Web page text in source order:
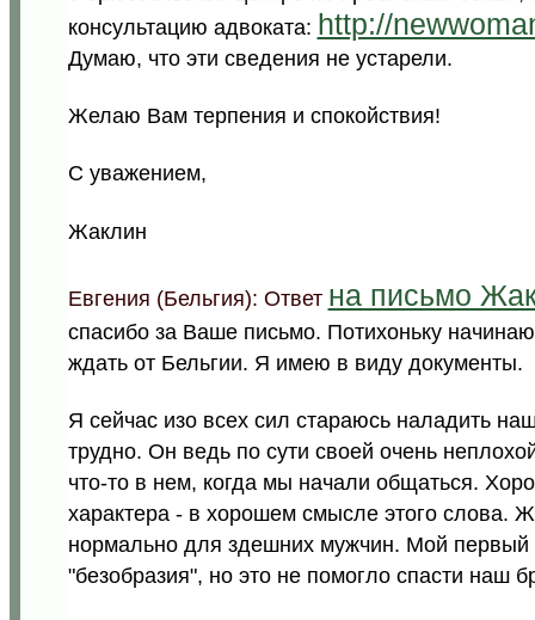
консультацию адвоката: http://
Думаю, что эти сведения не устарели.
Желаю Вам терпения и спокойствия!
С уважением,
Жаклин
Евгения (Бельгия): Ответ на письмо
спасибо за Ваше письмо. Потихоньку
ждать от Бельгии. Я имею в виду документы.
Я сейчас изо всех сил стараюсь наладить
трудно. Он ведь по сути своей очень
что-то в нем, когда мы начали общаться.
характера - в хорошем смысле этого слова.
нормально для здешних мужчин. Мой первый
"безобразия", но это не помогло спасти наш